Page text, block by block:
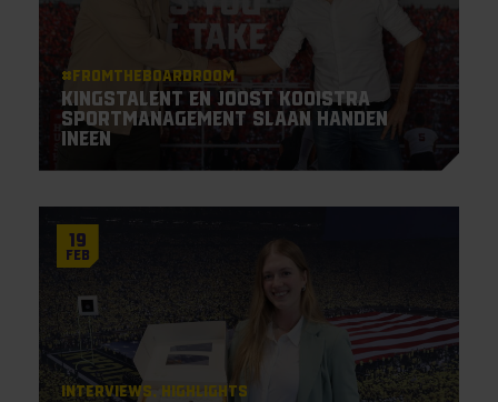
#Fromtheboardroom
KingsTalent en Joost Kooistra
Sportmanagement slaan handen
ineen
19
Feb
Interviews Highlights